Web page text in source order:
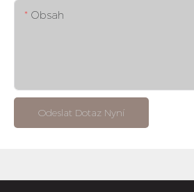
Obsah
Odeslat Dotaz Nyní